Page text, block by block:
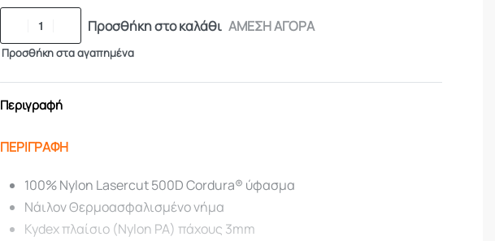
Προσθήκη στο καλάθι ΑΜΕΣΗ ΑΓΟΡΑ
Προσθήκη στα αγαπημένα
Περιγραφή
ΠΕΡΙΓΡΑΦΗ
100% Nylon Lasercut 500D Cordura® ύφασμα
Νάιλον Θερμοασφαλισμένο νήμα
Kydex πλαίσιο (Nylon PA) πάχους 3mm